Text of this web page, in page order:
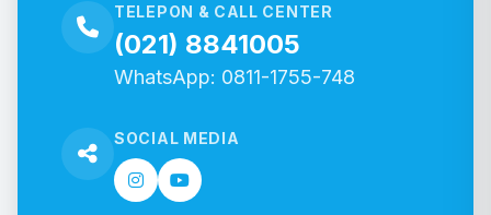
TELEPON & CALL CENTER
(021) 8841005
WhatsApp: 0811-1755-748
SOCIAL MEDIA